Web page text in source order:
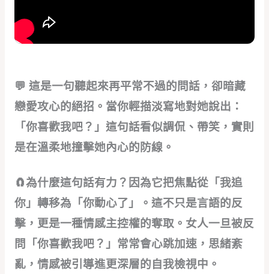
💬 這是一句聽起來再平常不過的問話，卻暗藏
戀愛攻心的絕招。當你輕描淡寫地對她說出：
「你喜歡我吧？」這句話看似調侃、帶笑，實則
是在溫柔地撞擊她內心的防線。
🧲為什麼這句話有力？因為它把焦點從「我追
你」轉移為「你動心了」。這不只是言語的反
擊，更是一種情感主控權的奪取。女人一旦被反
問「你喜歡我吧？」常常會心跳加速，思緒紊
亂，情感被引導進更深層的自我檢視中。